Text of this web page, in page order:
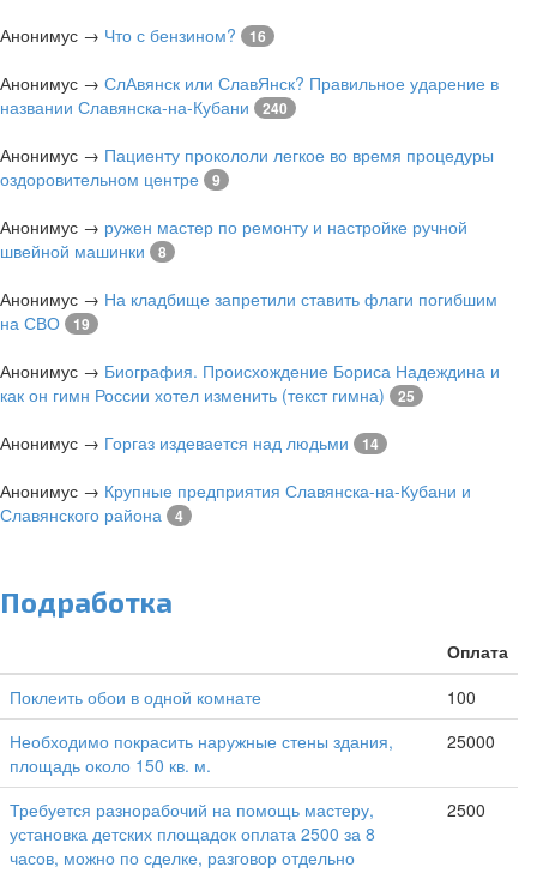
Анонимус → Что с бензином? 16
Анонимус → СлАвянск или СлавЯнск? Правильное ударение в
названии Славянска-на-Кубани
240
Анонимус → Пациенту прокололи легкое во время процедуры
оздоровительном центре
9
Анонимус → ружен мастер по ремонту и настройке ручной
швейной машинки
8
Анонимус → На кладбище запретили ставить флаги погибшим
на СВО
19
Анонимус → Биография. Происхождение Бориса Надеждина и
как он гимн России хотел изменить (текст гимна)
25
Анонимус → Горгаз издевается над людьми 14
Анонимус → Крупные предприятия Славянска-на-Кубани и
Славянского района
4
Подработка
Оплата
Поклеить обои в одной комнате
100
Необходимо покрасить наружные стены здания,
площадь около 150 кв. м.
25000
Требуется разнорабочий на помощь мастеру,
установка детских площадок оплата 2500 за 8
часов, можно по сделке, разговор отдельно
2500